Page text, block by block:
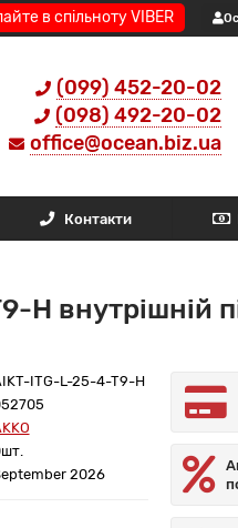
в спільноту VIBER
(099) 452-20-02
(098) 492-20-02
office@ocean.biz.ua
Контакти
H внутрішній
ITG-L-25-4-T9-H
2026